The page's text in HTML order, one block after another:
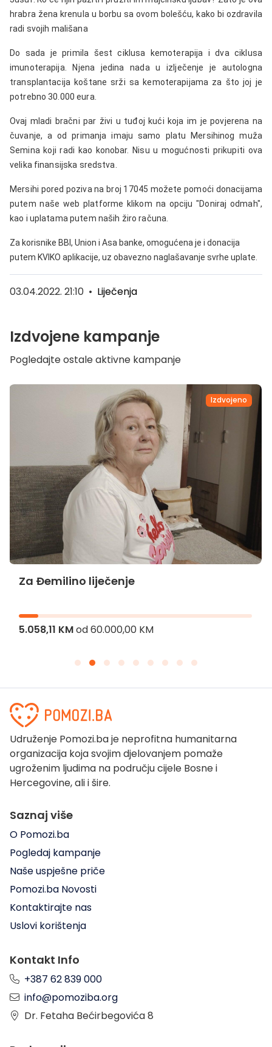
hrabra žena krenula u borbu sa ovom bolešću, kako bi ozdravila
radi svojih mališana
Do sada je primila šest ciklusa kemoterapija i dva ciklusa
imunoterapija. Njena jedina nada u izlječenje je autologna
transplantacija koštane srži sa kemoterapijama za što joj je
potrebno 30.000 eura.
Ovaj mladi bračni par živi u tuđoj kući koja im je povjerena na
čuvanje, a od primanja imaju samo platu Mersihinog muža
Semina koji radi kao konobar. Nisu u mogućnosti prikupiti ova
velika finansijska sredstva.
Mersihi pored poziva na broj 17045 možete pomoći donacijama
putem naše web platforme klikom na opciju "Doniraj odmah",
kao i uplatama putem naših žiro računa.
Za korisnike BBI, Union i Asa banke, omogućena je i donacija
putem KVIKO aplikacije, uz obavezno naglašavanje svrhe uplate.
03.04.2022. 21:10 • Liječenja
Izdvojene kampanje
Pogledajte ostale aktivne kampanje
Izdvojeno
Za Đemilino liječenje
5.058,11 KMod60.000,00 KM
Udruženje Pomozi.ba je neprofitna humanitarna
organizacija koja svojim djelovanjem pomaže
ugroženim ljudima na području cijele Bosne i
Hercegovine, ali i šire.
Saznaj više
O Pomozi.ba
Pogledaj kampanje
Naše uspješne priče
Pomozi.ba Novosti
Kontaktirajte nas
Uslovi korištenja
Kontakt Info
+387 62 839 000
info@pomoziba.org
Dr. Fetaha Bećirbegovića 8